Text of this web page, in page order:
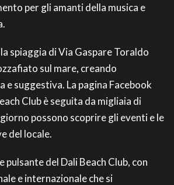
per gli amanti della musica e
spiaggia di Via Gaspare Toraldo
sul mare, creando
e suggestiva. La pagina Facebook
Club è seguita da migliaia di
possono scoprire gli eventi e le
del locale.
pulsante del Dali Beach Club, con
e internazionale che si